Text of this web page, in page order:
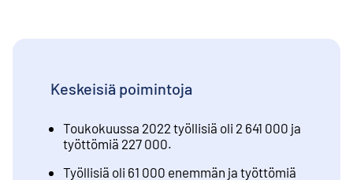
Keskeisiä poimintoja
Toukokuussa 2022 työllisiä oli 2 641 000 ja
työttömiä 227 000.
Työllisiä oli 61 000 enemmän ja työttömiä